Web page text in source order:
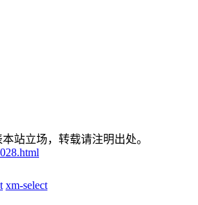
站立场，转载请注明出处。
xm-select